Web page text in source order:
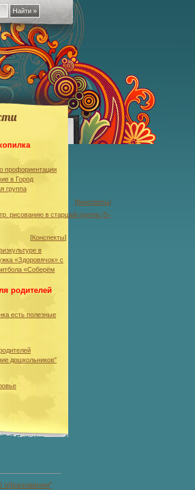
профориентации
в Город
группа
[Конспекты]
рисованию в старшей группе (5–
[Конспекты]
в
«Здоровячок» с
«Соберём
родителей
есть полезные
дошкольников"
образовании"